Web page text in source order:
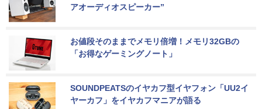
アオーディオスピーカー”
お値段そのままでメモリ倍増！メモリ32GBの
「お得なゲーミングノート」
SOUNDPEATSのイヤカフ型イヤフォン「UU2イ
ヤーカフ」をイヤカフマニアが語る